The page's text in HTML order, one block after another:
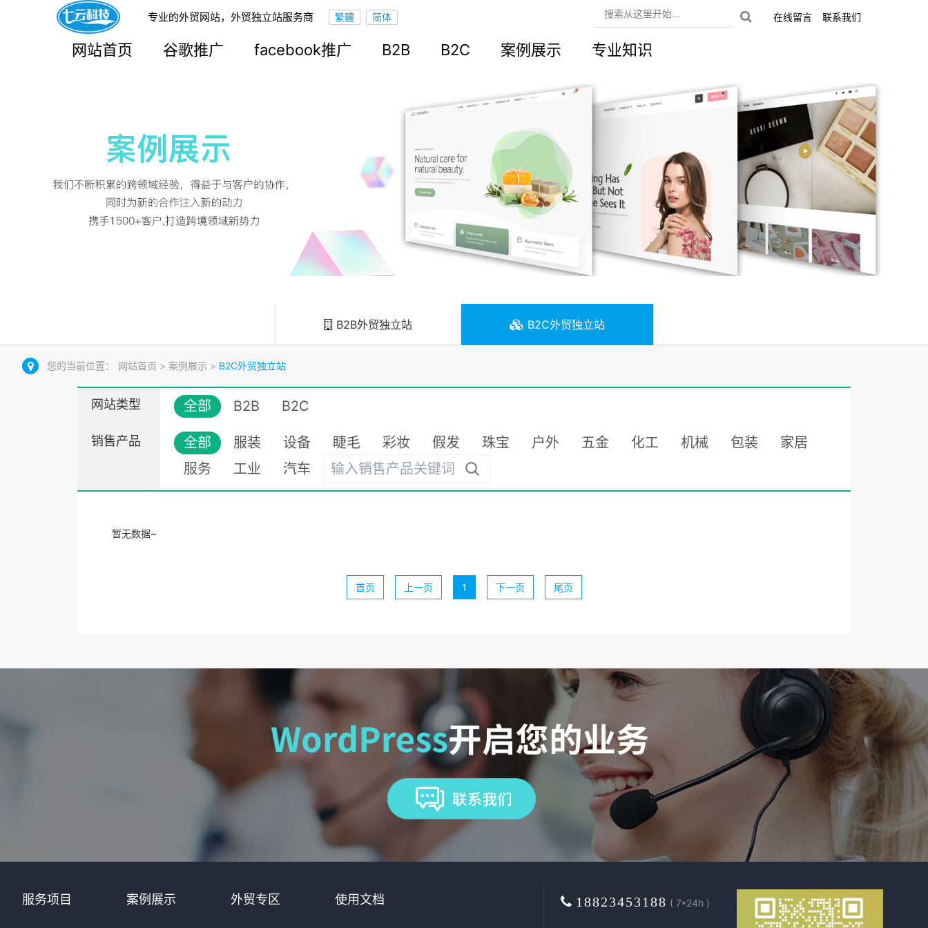
专业的外贸网站，外贸独立站服务商 在线留言 联系我们
网站首页 谷歌推广 facebook推广 B2B B2C 案例展示 专业知识
B2B外贸独立站 B2C外贸独立站
您的当前位置： 网站首页 > 案例展示 > B2C外贸独立站
网站类型 全部 B2B B2C
销售产品 全部 服装 设备 睫毛 彩妆 假发 珠宝 户外 五金 化工 机械 包装
家居
服务
工业 汽车
暂无数据~
首页 上一页 1 下一页 尾页
服务项目 案例展示 外贸专区 使用文档 18823453188 ( 7*24h )